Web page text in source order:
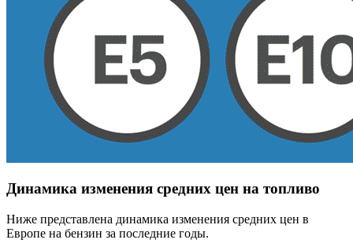
Динамика изменения средних цен на топливо
Ниже представлена динамика изменения средних цен в
Европе на бензин за последние годы.